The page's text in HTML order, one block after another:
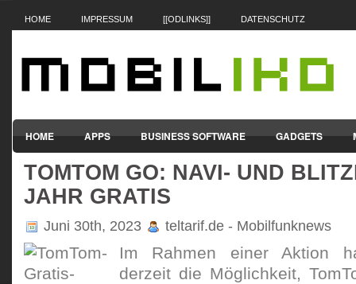
HOME IMPRESSUM [[ODLINKS]] DATENSCHUTZ
HOME APPS BUSINESS SOFTWARE GADGETS
SMARTPHONES & HANDYS TABLET-PCS VERTRÄGE &
TOMTOM GO: NAVI- UND
JAHR GRATIS
Juni 30th, 2023 teltarif.de - Mobilfunknews
Im Rahmen einer Aktion
derzeit die Möglich­keit,